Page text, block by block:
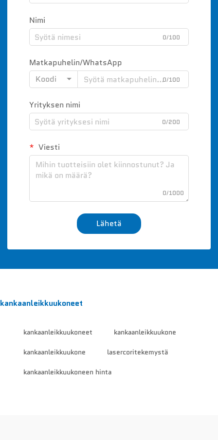
Nimi
0/100
Matkapuhelin/WhatsApp
Koodi
0/100
Yrityksen nimi
0/200
Viesti
0/1000
Lähetä
kankaanleikkuukoneet
kankaanleikkuukoneet kankaanleikkuukone
kankaanleikkuukone lasercoritekemystä
kankaanleikkuukoneen hinta